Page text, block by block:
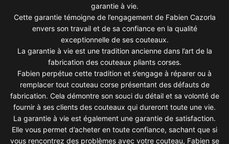
garantie à vie.
Cette garantie témoigne de l’engagement de Fabien Cazorla
envers son travail et de sa confiance en la qualité
exceptionnelle de ses couteaux.
La garantie à vie est une tradition ancienne dans l’art de la
fabrication des couteaux pliants corses.
Fabien perpétue cette tradition et s’engage à réparer ou à
remplacer tout couteau corse présentant des défauts de
fabrication. Cela démontre son souci du détail et sa volonté de
fournir à ses clients des couteaux qui dureront toute une vie.
La garantie à vie est également une garantie de satisfaction.
Elle vous permet d’acheter en toute confiance, sachant que si
vous rencontrez des problèmes avec votre couteau, Fabien se